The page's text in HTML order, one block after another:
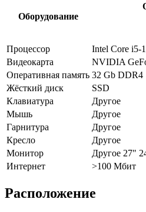
Оборудование
Процессор
Intel Core i5-
Видеокарта
NVIDIA
Оперативная память 32 Gb DDR4
Жёсткий диск
SSD
Клавиатура
Другое
Мышь
Другое
Гарнитура
Другое
Кресло
Другое
Монитор
Другое 27"
Интернет
>100 Мбит
Расположение